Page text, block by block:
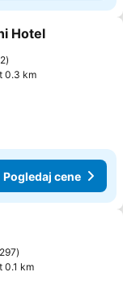
Hotel
0.3 km
Pogledaj cene
297
0.1 km